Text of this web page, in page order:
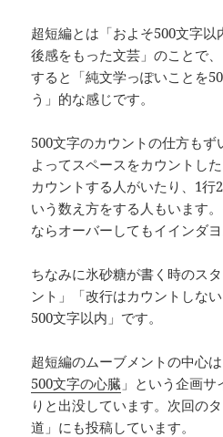
超短編とは「およそ500文字
後感をもった文芸」のことで
すると「純文学っぽいことを
う」的な感じです。
500文字のカウントの仕方もず
よってスペースをカウントし
カウントする人がいたり、1行
いう数え方をする人もいます
ならオーバーしてもイインダヨ
ちなみに氷砂糖が書く時のス
ント」「改行はカウントしな
500文字以内」です。
超短編のムーブメントの中心
500文字の心臓 」という企画
りと出没しています。次回の
道」にも投稿しています。